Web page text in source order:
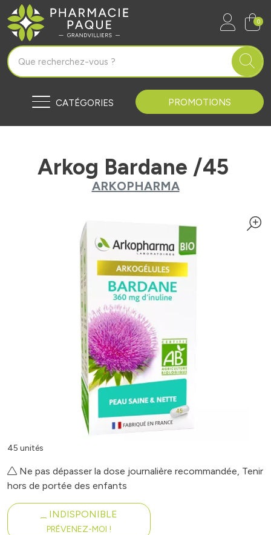
Pharmacie Paque Grandvilliers
0
CATÉGORIES PROMOTIONS
Arkog Bardane /45
ARKOPHARMA
45 unités
Ne pas dépasser la dose journalière recommandée, Tenir
hors de portée des enfants
INDISPONIBLE
PRÉVENEZ-MOI !